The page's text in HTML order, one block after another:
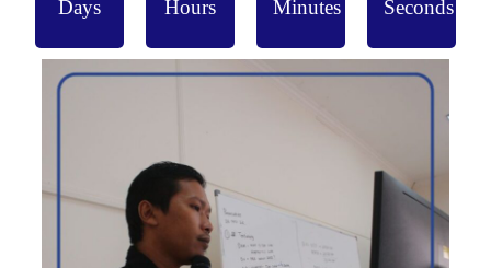
Days Hours Minutes Seconds